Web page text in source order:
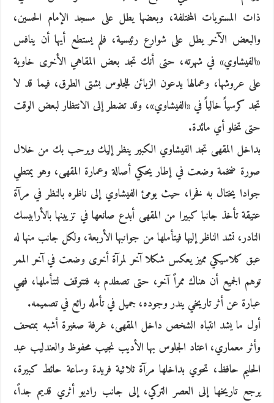
ذات المستويات المختلفة، وبعضها يطل على مسجد الإمام الحسين،
والبعض الآخر يطل على شوارع رئيسية، فلم يستطع أيها أن ينافس
«الفيشاوي» في شهرته، حتى أنك تجد بعض المقاهي الأخرى خاوية
على عروشها، وعمالها يدعون الزبائن للجلوس بشتى الطرق، فيما قد لا
تجد كرسياً خالياً في «الفيشاوي»، وقد تضطر إلى الانتظار لبعض الوقت
حتى تخلو أي مائدة.
بداخل المقهى تجد الفيشاوي الكبير ينظر إليك ويرحب بك من خلال
صورة ضخمة وضعت في إطار يحكي أصالة وعمارة المقهى، وهو يمتطي
جوادا يختال به فخرا، حيث يومئ الفيشاوي إلى ناظره بالنظر في مرآة
عتيقة تأخذ جانبا كبيرا من المقهى أبدع صانعها في تزيينها بالأرابيسك
النادر، تشد الناظر إليها فيتأملها من جوانبها الأربعة، ولكل جانب منها له
عبق كلاسيكي مميز يعكس شكلا آخر لمرآة أخرى وضعت في آخر الممر
توهم الجميع أن هناك ممراً آخر، حتى تصطدم به فتتوقف لتتأملها، فهي
عبارة عن أثر تاريخي يندر وجوده، جميل في تأمله رائع في تصميمه.
أول ما يشد انتباه الشخص داخل المقهى، غرفة صغيرة أشبه بمتحف
وأثر معماري، اعتاد الجلوس بها الأديب نجيب محفوظ والعندليب عبد
الحليم حافظ، تحوي بداخلها مرآة ثلاثية فريدة وساعة حائط كبيرة،
يرجع تاريخها إلى العصر التركي، إلى جانب راديو أثري قديم جداً،